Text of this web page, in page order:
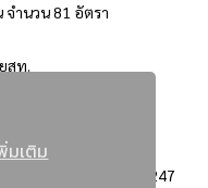
มเติม
ำนวน 81 อัตรา
สท.
3247